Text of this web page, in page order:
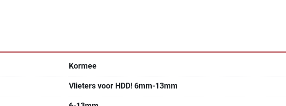
Kormee
Vlieters voor HDD! 6mm-13mm